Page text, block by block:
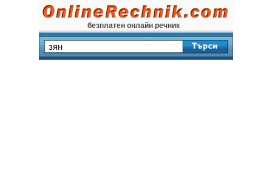
безплатен онлайн речник